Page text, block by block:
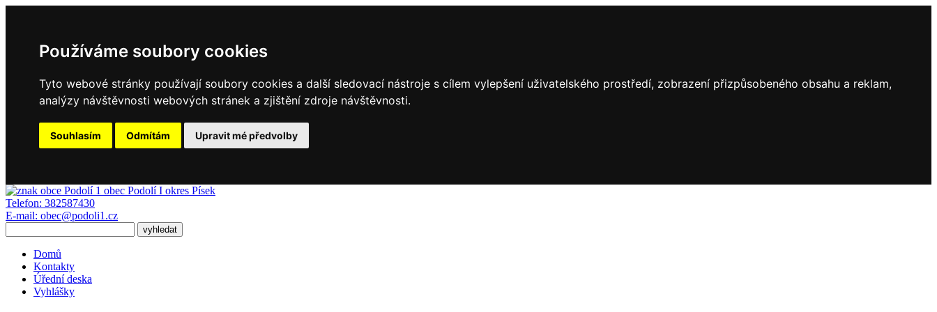
Používáme soubory cookies
Tyto webové stránky používají soubory cookies a další sledovací nástroje s cílem vylepšení uživatelského prostředí, zobrazení přizpůsobeného obsahu a reklam,
analýzy návštěvnosti webových stránek a zjištění zdroje návštěvnosti.
Souhlasím Odmítám Upravit mé předvolby
obec Podolí I okres Písek
Telefon: 382587430
E-mail: obec@podoli1.cz
Domů
Kontakty
Úřední deska
Vyhlášky